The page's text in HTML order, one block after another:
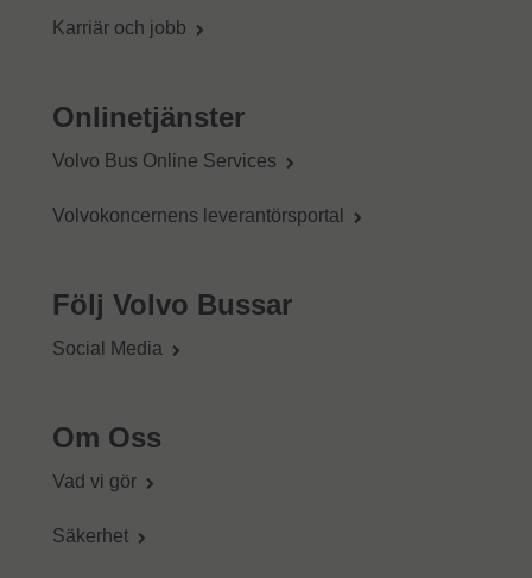
Karriär och jobb
Onlinetjänster
Volvo Bus Online Services
Volvokoncernens leverantörsportal
Följ Volvo Bussar
Social Media
Om Oss
Vad vi gör
Säkerhet